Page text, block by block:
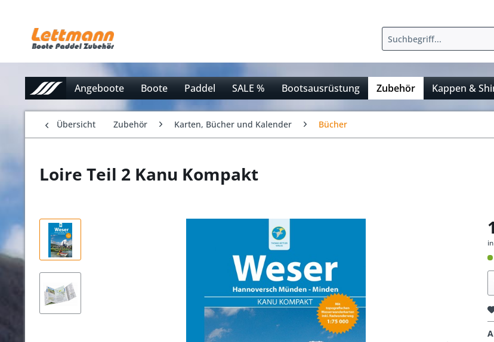
Angeboote Boote Paddel SALE % Bootsausrüstung Zubehör Kappen &
Übersicht Zubehör Karten, Bücher und Kalender Bücher
Loire Teil 2 Kanu Kompakt